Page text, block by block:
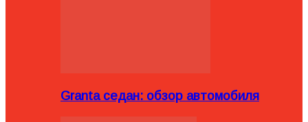
Granta седан: обзор автомобиля